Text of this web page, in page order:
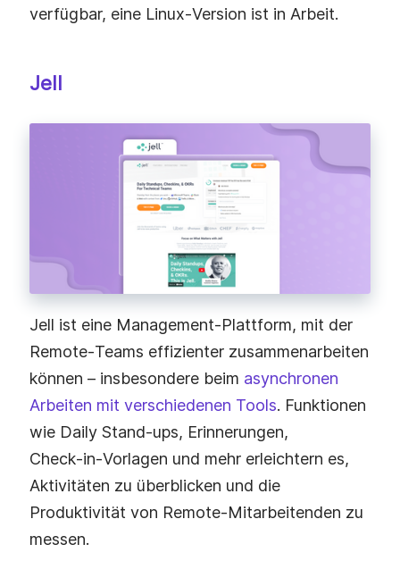
verfügbar, eine Linux‑Version ist in Arbeit.
Jell
Jell ist eine Management‑Plattform, mit der
Remote‑Teams effizienter zusammenarbeiten
können – insbesondere beim asynchronen
Arbeiten mit verschiedenen Tools. Funktionen
wie Daily Stand‑ups, Erinnerungen,
Check‑in‑Vorlagen und mehr erleichtern es,
Aktivitäten zu überblicken und die
Produktivität von Remote‑Mitarbeitenden zu
messen.